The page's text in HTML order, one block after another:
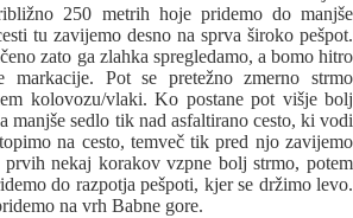
250 metrih hoje pridemo do manjše
tu zavijemo desno na sprva široko pešpot.
zato ga zlahka spregledamo, a bomo hitro
markacije. Pot se pretežno zmerno strmo
kolovozu/vlaki. Ko postane pot višje bolj
manjše sedlo tik nad asfaltirano cesto, ki vodi
na cesto, temveč tik pred njo zavijemo
nekaj korakov vzpne bolj strmo, potem
do razpotja pešpoti, kjer se držimo levo.
na vrh Babne gore.